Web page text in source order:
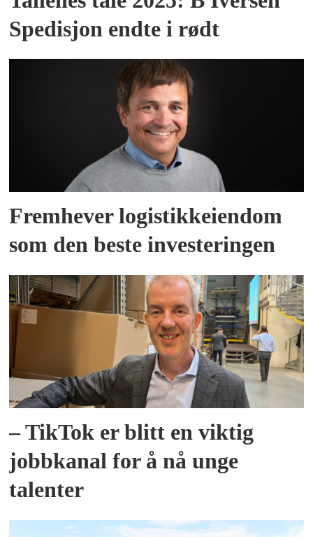
Spedisjon endte i rødt
Fremhever logistikkeiendom
som den beste investeringen
– TikTok er blitt en viktig
jobbkanal for å nå unge
talenter